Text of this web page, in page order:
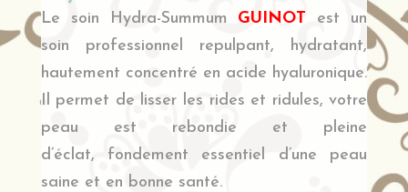
Le soin Hydra-Summum GUINOT
est un
soin professionnel repulpant, hydratant,
hautement concentré en acide hyaluronique.
Il permet de lisser les rides et ridules, votre
peau est rebondie et pleine
d’éclat, fondement essentiel d’une peau
saine et en bonne santé.